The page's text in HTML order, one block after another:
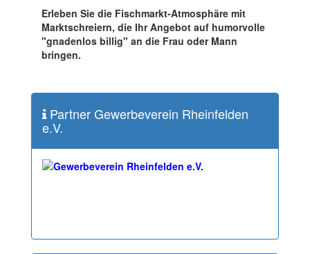
Erleben Sie die Fischmarkt-Atmosphäre mit
Marktschreiern, die Ihr Angebot auf humorvolle
"gnadenlos billig" an die Frau oder Mann
bringen.
Partner Gewerbeverein Rheinfelden
e.V.